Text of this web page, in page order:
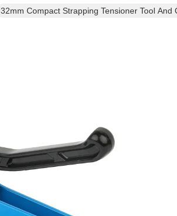
32mm Compact Strapping Tensioner Tool